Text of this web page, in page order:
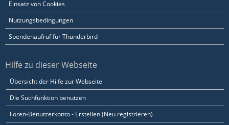
Einsatz von Cookies
Nutzungsbedingungen
Spendenaufruf für Thunderbird
Hilfe zu dieser Webseite
Übersicht der Hilfe zur Webseite
Die Suchfunktion benutzen
Foren-Benutzerkonto - Erstellen (Neu registrieren)